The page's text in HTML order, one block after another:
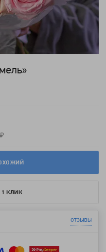
1 КЛИК
отзывы